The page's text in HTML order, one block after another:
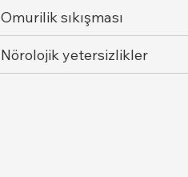
Omurilik sıkışması
Nörolojik yetersizlikler